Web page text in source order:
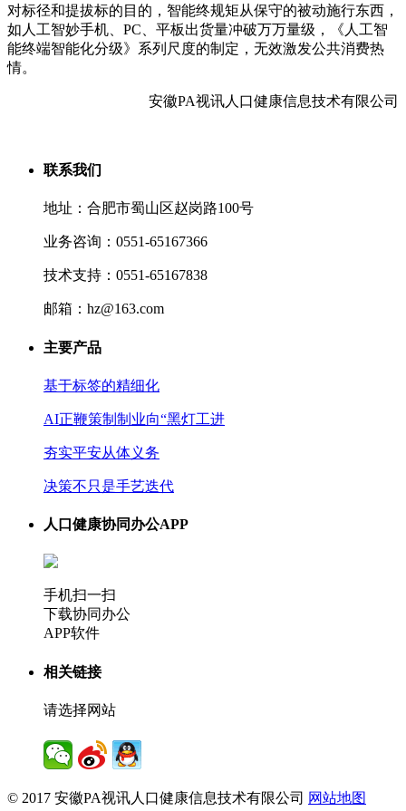
对标径和提拔标的目的，智能终规矩从保守的被动施行东西，
如人工智妙手机、PC、平板出货量冲破万万量级，《人工智
能终端智能化分级》系列尺度的制定，无效激发公共消费热
情。
安徽PA视讯人口健康信息技术有限公司
联系我们
地址：合肥市蜀山区赵岗路100号
业务咨询：0551-65167366
技术支持：0551-65167838
邮箱：hz@163.com
主要产品
基于标签的精细化
AI正鞭策制制业向“黑灯工进
夯实平安从体义务
决策不只是手艺迭代
人口健康协同办公APP
手机扫一扫
下载协同办公
APP软件
相关链接
请选择网站
© 2017 安徽PA视讯人口健康信息技术有限公司 网站地图